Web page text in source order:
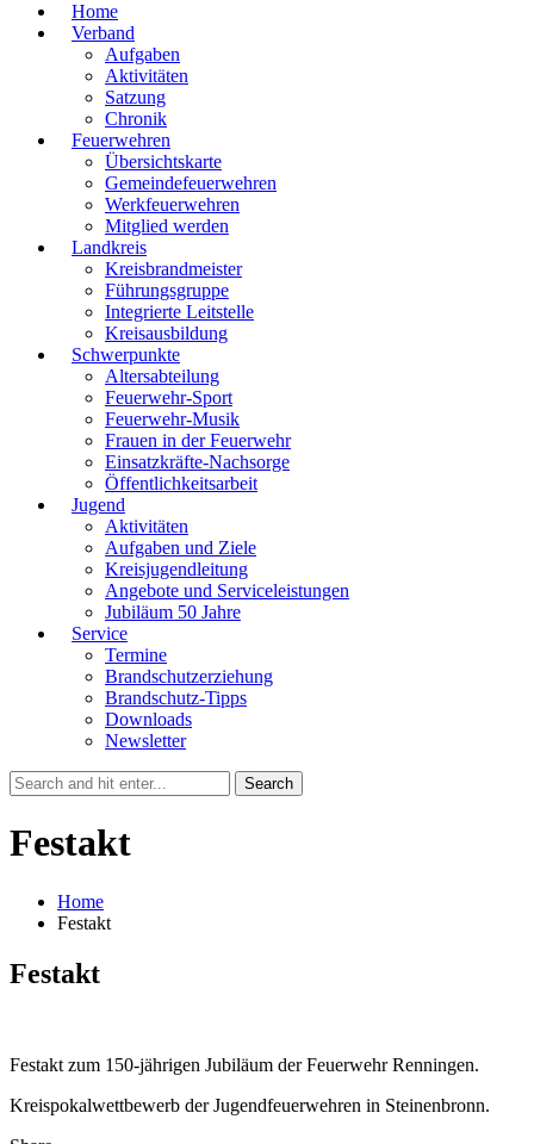
Home
Verband
Aufgaben
Aktivitäten
Satzung
Chronik
Feuerwehren
Übersichtskarte
Gemeindefeuerwehren
Werkfeuerwehren
Mitglied werden
Landkreis
Kreisbrandmeister
Führungsgruppe
Integrierte Leitstelle
Kreisausbildung
Schwerpunkte
Altersabteilung
Feuerwehr-Sport
Feuerwehr-Musik
Frauen in der Feuerwehr
Einsatzkräfte-Nachsorge
Öffentlichkeitsarbeit
Jugend
Aktivitäten
Aufgaben und Ziele
Kreisjugendleitung
Angebote und Serviceleistungen
Jubiläum 50 Jahre
Service
Termine
Brandschutzerziehung
Brandschutz-Tipps
Downloads
Newsletter
Festakt
Home
Festakt
Festakt
Festakt zum 150-jährigen Jubiläum der Feuerwehr Renningen.
Kreispokalwettbewerb der Jugendfeuerwehren in Steinenbronn.